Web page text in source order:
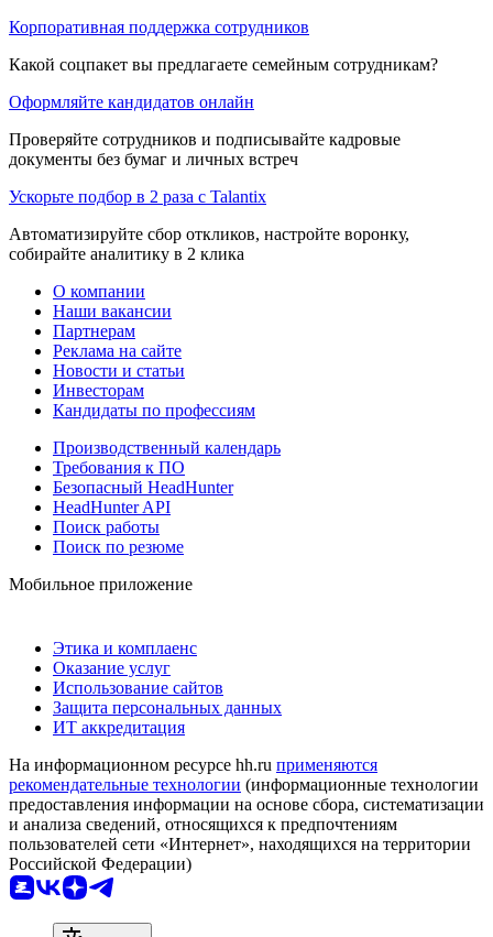
Корпоративная поддержка сотрудников
Какой соцпакет вы предлагаете семейным сотрудникам?
Оформляйте кандидатов онлайн
Проверяйте сотрудников и подписывайте кадровые
документы без бумаг и личных встреч
Ускорьте подбор в 2 раза с Talantix
Автоматизируйте сбор откликов, настройте воронку,
собирайте аналитику в 2 клика
О компании
Наши вакансии
Партнерам
Реклама на сайте
Новости и статьи
Инвесторам
Кандидаты по профессиям
Производственный календарь
Требования к ПО
Безопасный HeadHunter
HeadHunter API
Поиск работы
Поиск по резюме
Мобильное приложение
Этика и комплаенс
Оказание услуг
Использование сайтов
Защита персональных данных
ИТ аккредитация
На информационном ресурсе hh.ru применяются
рекомендательные технологии (информационные технологии
предоставления информации на основе сбора, систематизации
и анализа сведений, относящихся к предпочтениям
пользователей сети «Интернет», находящихся на территории
Российской Федерации)